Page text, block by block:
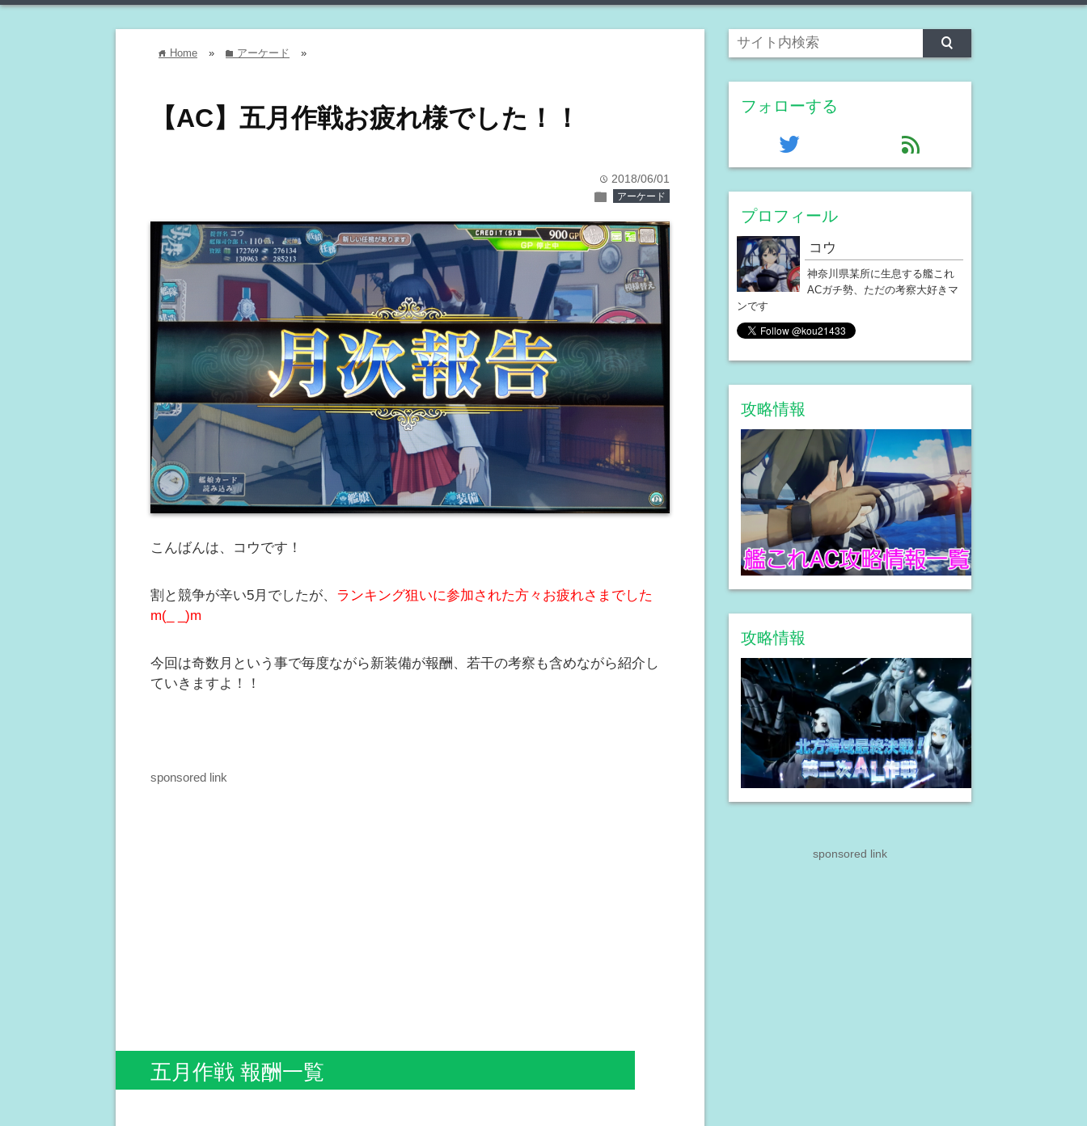
home Home » folder アーケード »
【AC】五月作戦お疲れ様でした！！
time 2018/06/01
folder アーケード
こんばんは、コウです！
割と競争が辛い5月でしたが、 ランキング狙いに参加された方々お疲れさまでした
m(_ _)m
今回は奇数月という事で毎度ながら新装備が報酬、若干の考察も含めながら紹介し
ていきますよ！！
sponsored link
五月作戦 報酬一覧
フォローする
twitter feed
プロフィール
コウ
神奈川県某所に生息する艦これ
ACガチ勢、ただの考察大好きマ
ンです
攻略情報
攻略情報
sponsored link